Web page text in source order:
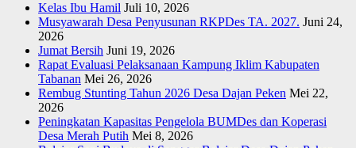
Kelas Ibu Hamil Juli 10, 2026
Musyawarah Desa Penyusunan RKPDes TA. 2027. Juni 24,
2026
Jumat Bersih Juni 19, 2026
Rapat Evaluasi Pelaksanaan Kampung Iklim Kabupaten
Tabanan Mei 26, 2026
Rembug Stunting Tahun 2026 Desa Dajan Peken Mei 22,
2026
Peningkatan Kapasitas Pengelola BUMDes dan Koperasi
Desa Merah Putih Mei 8, 2026